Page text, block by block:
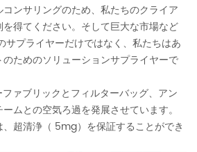
ンサリングのため、私たちのクライア
得てください。そして巨大な市場など
サプライヤーだけではなく、私たちはあ
ためのソリューションサプライヤーで
ァブリックとフィルターバッグ、アン
ムとの空気ろ過を発展させています。
超清浄（ 5mg）を保証することができ